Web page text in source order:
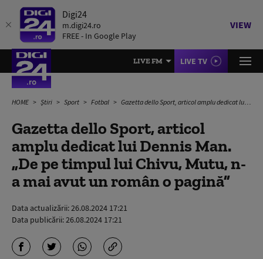
Digi24
m.digi24.ro
FREE - In Google Play
VIEW
LIVE FM LIVE TV
HOME Știri Sport Fotbal Gazetta dello Sport, articol amplu dedicat lui Dennis Man. „De pe timpul lui Chivu, Mutu, n-a mai avut un român o pagină”
Gazetta dello Sport, articol
amplu dedicat lui Dennis Man.
„De pe timpul lui Chivu, Mutu, n-
a mai avut un român o pagină”
Data actualizării:26.08.2024 17:21
Data publicării:26.08.2024 17:21